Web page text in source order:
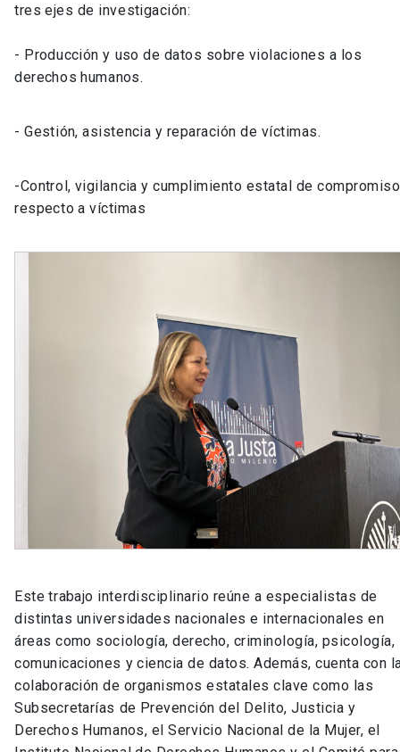
tres ejes de investigación:
- Producción y uso de datos sobre violaciones a los
derechos humanos.
- Gestión, asistencia y reparación de víctimas.
-Control, vigilancia y cumplimiento estatal de
respecto a víctimas
Este trabajo interdisciplinario reúne a especialistas de
distintas universidades nacionales e internacionales en
áreas como sociología, derecho, criminología, psicología,
comunicaciones y ciencia de datos. Además, cuenta con
colaboración de organismos estatales clave como las
Subsecretarías de Prevención del Delito, Justicia y
Derechos Humanos, el Servicio Nacional de la Mujer, el